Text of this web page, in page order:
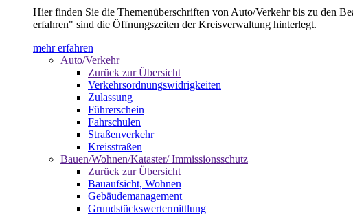
Hier finden Sie die Themenüberschriften von Auto/Verkehr bis zu den
erfahren" sind die Öffnungszeiten der Kreisverwaltung hinterlegt.
mehr erfahren
Auto/Verkehr
Zurück zur Übersicht
Verkehrsordnungswidrigkeiten
Zulassung
Führerschein
Fahrschulen
Straßenverkehr
Kreisstraßen
Bauen/Wohnen/Kataster/ Immissionsschutz
Zurück zur Übersicht
Bauaufsicht, Wohnen
Gebäudemanagement
Grundstückswertermittlung